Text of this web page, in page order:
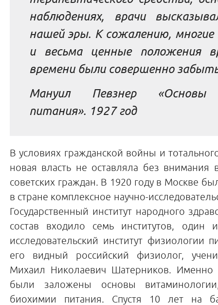
нaблюдeниях, вpaчи
нaшeй эpы. K coжaлeнию, мнoгиe
и вecьмa цeнныe пoлoжeния
вpeмeни были coвepшeннo
Мануил Певзнер «Основы
питания». 1927 год
В условиях гражданской войны и
новая власть не оставляла без внимания
советских граждан. В 1920 году в Москве
в стране комплексное научно-
Государственный институт народного
состав входило семь институтов, один
исследовательский институт физиологии
его видный российский физиолог,
Михаил Николаевич Шатерников. Именно
были заложены основы
биохимии питания. Спустя 10 лет на